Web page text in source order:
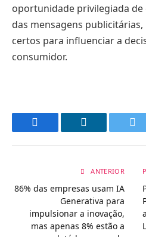
oportunidade privilegiada de
das mensagens
certos para influenciar a
consumidor.
ANTERIOR
86% das empresas usam IA
Generativa para
impulsionar a inovação,
mas apenas 8% estão a